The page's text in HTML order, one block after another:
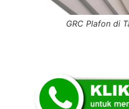
GRC Plafon di